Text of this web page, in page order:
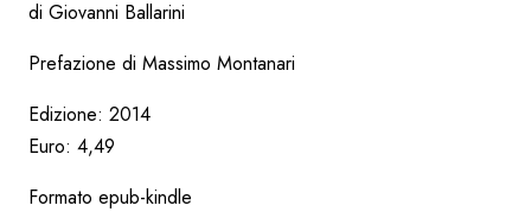
di Giovanni Ballarini
Prefazione di Massimo Montanari
Edizione: 2014
Euro: 4,49
Formato epub-kindle